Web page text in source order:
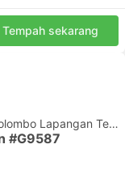
Tempah sekarang
CMB Lapangan Terbang Bandaranaike, Colombo Lapangan Terbang
#G9587